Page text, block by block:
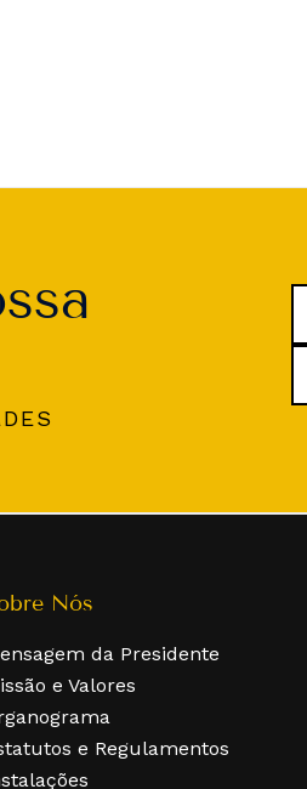
Nós
da Presidente
e Valores
e Regulamentos